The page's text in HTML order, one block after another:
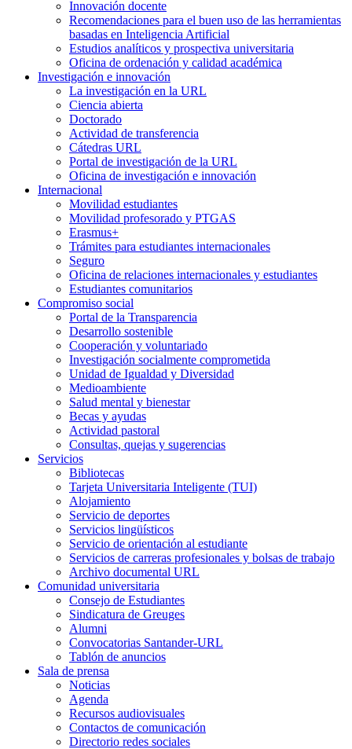
Innovación docente
Recomendaciones para el buen uso de las herramientas
basadas en Inteligencia Artificial
Estudios analíticos y prospectiva universitaria
Oficina de ordenación y calidad académica
Investigación e innovación
La investigación en la URL
Ciencia abierta
Doctorado
Actividad de transferencia
Cátedras URL
Portal de investigación de la URL
Oficina de investigación e innovación
Internacional
Movilidad estudiantes
Movilidad profesorado y PTGAS
Erasmus+
Trámites para estudiantes internacionales
Seguro
Oficina de relaciones internacionales y estudiantes
Estudiantes comunitarios
Compromiso social
Portal de la Transparencia
Desarrollo sostenible
Cooperación y voluntariado
Investigación socialmente comprometida
Unidad de Igualdad y Diversidad
Medioambiente
Salud mental y bienestar
Becas y ayudas
Actividad pastoral
Consultas, quejas y sugerencias
Servicios
Bibliotecas
Tarjeta Universitaria Inteligente (TUI)
Alojamiento
Servicio de deportes
Servicios lingüísticos
Servicio de orientación al estudiante
Servicios de carreras profesionales y bolsas de trabajo
Archivo documental URL
Comunidad universitaria
Consejo de Estudiantes
Sindicatura de Greuges
Alumni
Convocatorias Santander-URL
Tablón de anuncios
Sala de prensa
Noticias
Agenda
Recursos audiovisuales
Contactos de comunicación
Directorio redes sociales